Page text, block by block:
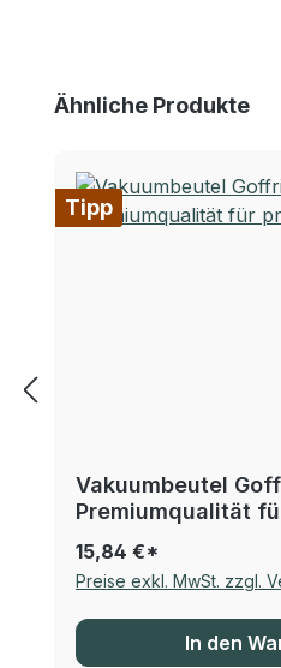
Produktgalerie
Ähnliche Produkte
Tipp
Vakuumbeutel
Premiumqualität
15,84 €*
Preise exkl. MwSt. zzgl.
In den